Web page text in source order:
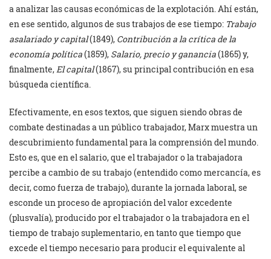
a analizar las causas económicas de la explotación. Ahí están,
en ese sentido, algunos de sus trabajos de ese tiempo: Trabajo
asalariado y capital(1849), Contribución a la crítica de la
economía política(1859), Salario, precio y ganancia(1865) y,
finalmente, El capital(1867), su principal contribución en esa
búsqueda científica.
Efectivamente, en esos textos, que siguen siendo obras de
combate destinadas a un público trabajador, Marx muestra un
descubrimiento fundamental para la comprensión del mundo.
Esto es, que en el salario, que el trabajador o la trabajadora
percibe a cambio de su trabajo (entendido como mercancía, es
decir, como fuerza de trabajo), durante la jornada laboral, se
esconde un proceso de apropiación del valor excedente
(plusvalía), producido por el trabajador o la trabajadora en el
tiempo de trabajo suplementario, en tanto que tiempo que
excede el tiempo necesario para producir el equivalente al